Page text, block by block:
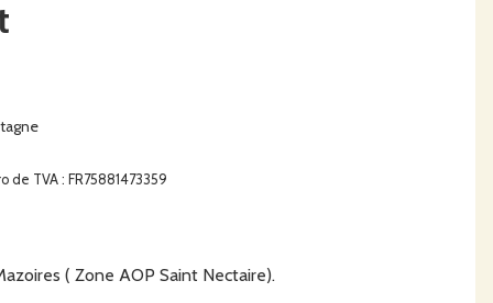
TVA : FR75881473359
( Zone AOP Saint Nectaire).